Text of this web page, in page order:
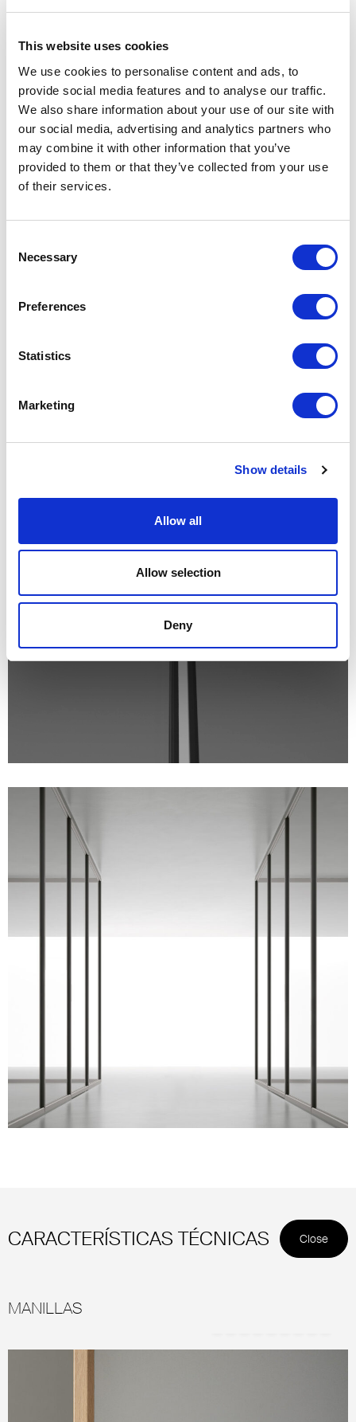
This website uses cookies
We use cookies to personalise content and ads, to
provide social media features and to analyse our traffic.
We also share information about your use of our site with
our social media, advertising and analytics partners who
may combine it with other information that you’ve
provided to them or that they’ve collected from your use
of their services.
Selection
Necessary
Preferences
Statistics
Marketing
Show details
Allow all
Allow selection
Deny
Unmute Settings
Settings
CARACTERÍSTICAS TÉCNICAS Close
MANILLAS